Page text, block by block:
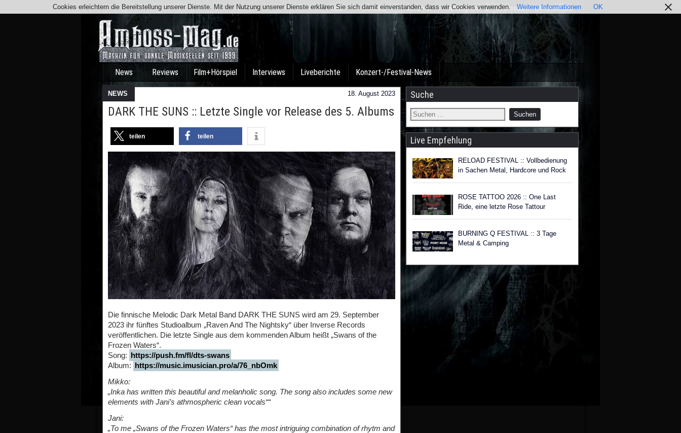
Team Kontakt Facebook Instagram Impressum / Datenschutz
News Reviews Film+Hörspiel Interviews Liveberichte Konzert-/Festival-News
NEWS 18. August 2023
DARK THE SUNS :: Letzte Single vor Release des 5. Albums
teilen teilen
Die finnische Melodic Dark Metal Band DARK THE SUNS wird am 29. September
2023 ihr fünftes Studioalbum „Raven And The Nightsky“ über Inverse Records
veröffentlichen. Die letzte Single aus dem kommenden Album heißt „Swans of the
Frozen Waters“.
Song: https://push.fm/fl/dts-swans
Album: https://music.imusician.pro/a/76_nbOmk
Mikko:
„Inka has written this beautiful and melanholic song. The song also includes some new
elements with Jani’s athmospheric clean vocals““
Jani:
„To me „Swans of the Frozen Waters“ has the most intriguing combination of rhytm and
Suche
Live Empfehlung
RELOAD FESTIVAL :: Vollbedienung
in Sachen Metal, Hardcore und Rock
ROSE TATTOO 2026 :: One Last
Ride, eine letzte Rose Tattour
BURNING Q FESTIVAL :: 3 Tage
Metal & Camping
Cookies erleichtern die Bereitstellung unserer Dienste. Mit der Nutzung unserer Dienste erklären Sie sich damit einverstanden, dass wir Cookies verwenden. Weitere Informationen OK